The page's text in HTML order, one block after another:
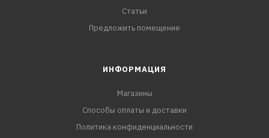
Статьи
Предложить помещение
ИНФОРМАЦИЯ
Магазины
Способы оплаты и доставки
Политика конфиденциальности